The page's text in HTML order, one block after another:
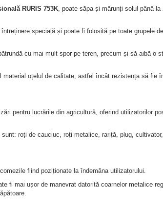
RURIS 753K, poate săpa și mărunți solul până la
specială și poate fi folosită pe toate grupele
cu mai mult spor pe teren, precum și să aibă o
oțelul de calitate, astfel încât rezistența să fie
pentru lucrările din agricultură, oferind utilizatorilor
sunt: roți de cauciuc, roți metalice, rariță, plug,
fiind poziționate la îndemâna utilizatorului.
fi mai ușor de manevrat datorită coarnelor metalice